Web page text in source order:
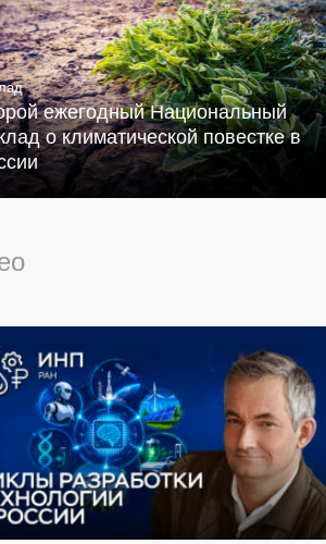
ежегодный Национальный
о климатической повестке в